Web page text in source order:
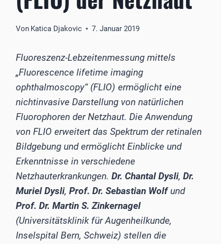
Von Katica Djakovic 7. Januar 2019
Fluoreszenz-Lebzeitenmessung mittels
„Fluorescence lifetime imaging
ophthalmoscopy“ (FLIO) ermöglicht eine
nichtinvasive Darstellung von natürlichen
Fluorophoren der Netzhaut. Die Anwendung
von FLIO erweitert das Spektrum der retinalen
Bildgebung und ermöglicht Einblicke und
Erkenntnisse in verschiedene
Netzhauterkrankungen. Dr. Chantal Dysli, Dr.
Muriel Dysli, Prof. Dr. Sebastian Wolfund
Prof. Dr. Martin S. Zinkernagel
(Universitätsklinik für Augenheilkunde,
Inselspital Bern, Schweiz) stellen die